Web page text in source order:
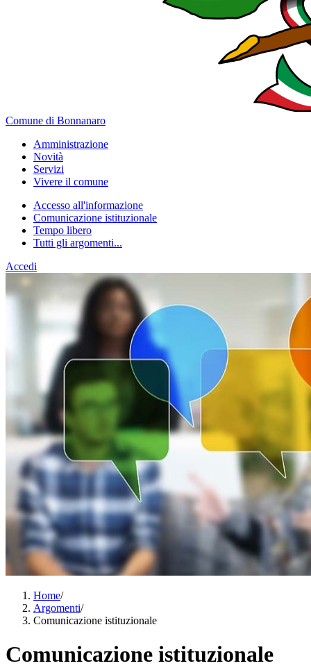
Comune di Bonnanaro
Amministrazione
Novità
Servizi
Vivere il comune
Accesso all'informazione
Comunicazione istituzionale
Tempo libero
Tutti gli argomenti...
Accedi
Home/
Argomenti/
Comunicazione istituzionale
Comunicazione istituzionale